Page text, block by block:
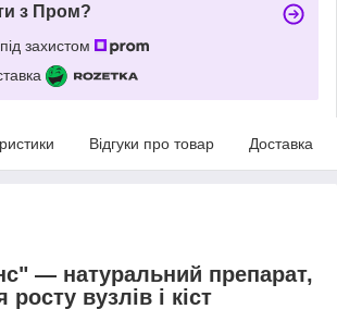
з Пром?
захистом
Відгуки про товар Доставка
— натуральний препарат,
вузлів і кіст